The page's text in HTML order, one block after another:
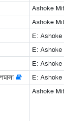
Ashoke
Ashoke
E: Ashoke
E: Ashoke
E: Ashoke
E: Ashoke
Ashoke